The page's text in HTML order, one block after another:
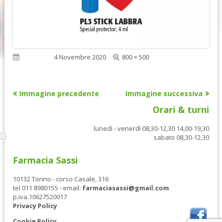
Pubblicato4 Novembre 2020
Dimensione
800 × 500
Immagine precedente Immagine successiva
Orari & turni
lunedì - venerdì 08,30-12,30 14,00-19,30
sabato 08,30-12,30
Farmacia Sassi
10132 Torino - corso Casale, 316
tel 011 8980155 - email: farmaciasassi@gmail.com
p.iva.10627520017
Privacy Policy